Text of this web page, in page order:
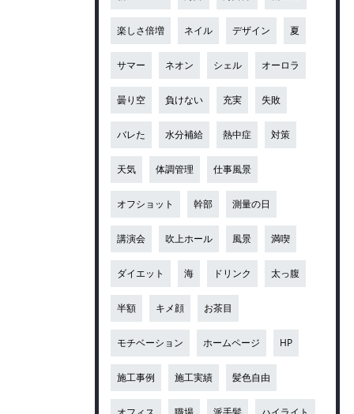
楽しさ倍増 ネイル デザイン 夏
サマー ネオン シェル オーロラ
曇り空 負けない 充実 失敗
バレた 水分補給 熱中症 対策
天気 体調管理 仕事風景
オフショット 幹部 測量の日
講演会 吹上ホール 風景 満喫
ダイエット 海 ドリンク 太っ腹
半額 キメ顔 お茶目
モチベーション ホームページ HP
施工事例 施工実績 髪色自由